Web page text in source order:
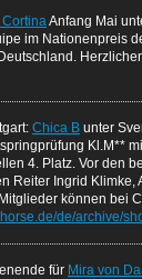
Anfang Mai
im Nationenpreis
Chica B unter
Kl.M**
4. Platz. Vor den
Reiter Ingrid Klimke,
können bei
de/archive/
für Mira von